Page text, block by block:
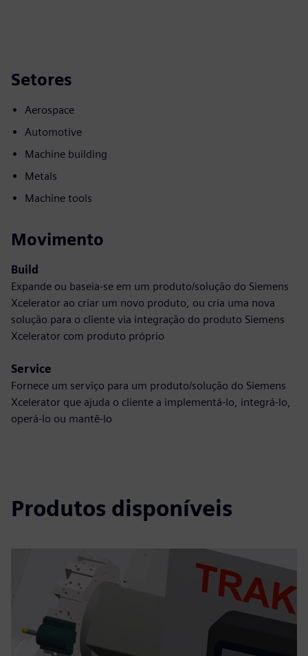
Setores
Aerospace
Automotive
Machine building
Metals
Machine tools
Movimento
Build
Expande ou baseia-se em um produto/solução do Siemens
Xcelerator ao criar um novo produto, ou cria uma nova
solução para o cliente via integração do produto Siemens
Xcelerator com produto próprio
Service
Fornece um serviço para um produto/solução do Siemens
Xcelerator que ajuda o cliente a implementá-lo, integrá-lo,
operá-lo ou mantê-lo
Produtos disponíveis